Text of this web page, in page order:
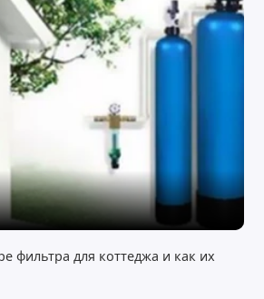
фильтра для коттеджа и как их